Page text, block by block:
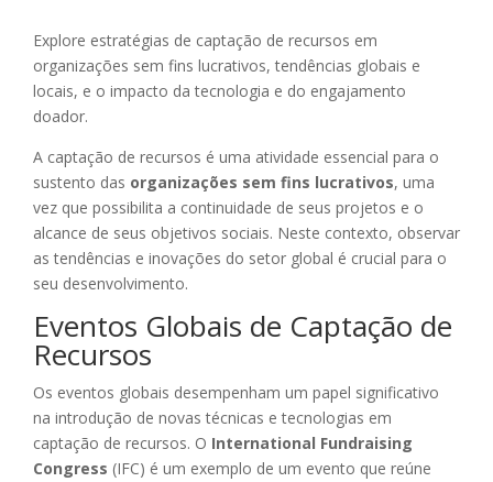
Explore estratégias de captação de recursos em
organizações sem fins lucrativos, tendências globais e
locais, e o impacto da tecnologia e do engajamento
doador.
A captação de recursos é uma atividade essencial para o
sustento das organizações sem fins lucrativos, uma
vez que possibilita a continuidade de seus projetos e o
alcance de seus objetivos sociais. Neste contexto, observar
as tendências e inovações do setor global é crucial para o
seu desenvolvimento.
Eventos Globais de Captação de
Recursos
Os eventos globais desempenham um papel significativo
na introdução de novas técnicas e tecnologias em
captação de recursos. O International Fundraising
Congress (IFC) é um exemplo de um evento que reúne